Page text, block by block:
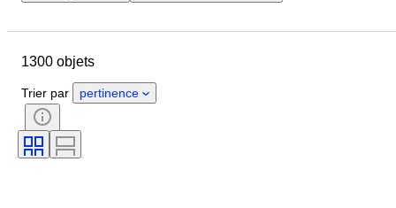
État
Thème
Style
Échelle
Commande
Alimentation électrique
Compagnie ferroviaire
1300 objets
Trier par pertinence